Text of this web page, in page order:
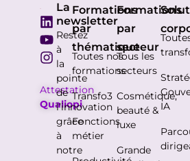
Attestation
Qualiopi
La
newsletter
Restez
à
la
pointe
de
l’innovation
grâce
à
notre
Formations
par
thématique
Toutes nos
formations
Transfo3
Fonctions
métier
Formations
par
secteur
Tous les
secteurs
Cosmétique,
beauté &
luxe
Grande
IA